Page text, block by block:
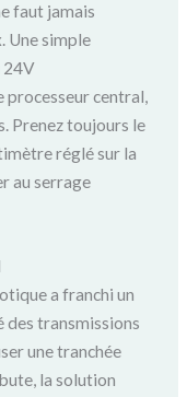
faut jamais
Une simple
24V
central,
Prenez toujours le
réglé sur la
au serrage
a franchi un
transmissions
une tranchée
la solution